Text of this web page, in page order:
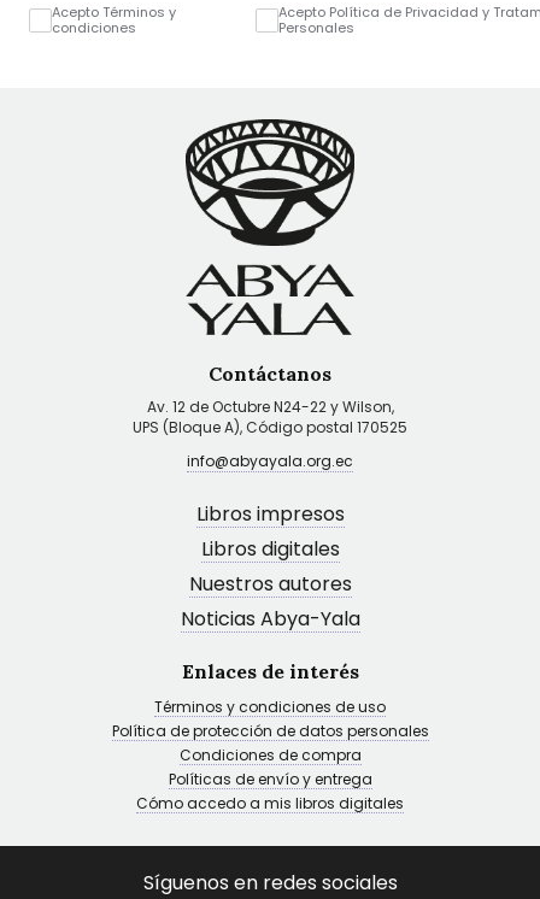
Acepto Términos y
condiciones
Acepto Política de Privacidad y
Personales
Contáctanos
Av. 12 de Octubre N24-22 y Wilson,
UPS (Bloque A), Código postal 170525
info@abyayala.org.ec
Libros impresos
Libros digitales
Nuestros autores
Noticias Abya-Yala
Enlaces de interés
Términos y condiciones de uso
Política de protección de datos personales
Condiciones de compra
Políticas de envío y entrega
Cómo accedo a mis libros digitales
Síguenos en redes sociales